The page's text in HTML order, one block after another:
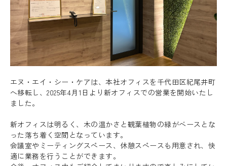
Recruit
エヌ・エイ・シー・ケアは、本社オフィスを千代田区紀尾井町
へ移転し、2025年4月1日より新オフィスでの営業を開始いたし
ました。
新オフィスは明るく、木の温かさと観葉植物の緑がベースとな
った落ち着く空間となっています。
会議室やミーティングスペース、休憩スペースも用意され、快
適に業務を行うことができます。